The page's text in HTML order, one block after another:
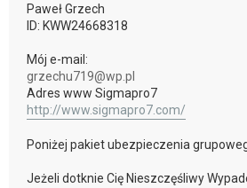
Paweł Grzech
ID: KWW24668318
Mój e-mail:
grzechu719@wp.pl
Adres www Sigmapro7
http://www.sigmapro7.com/
Poniżej pakiet ubezpieczenia
Jeżeli dotknie Cię Nieszczęśliwy